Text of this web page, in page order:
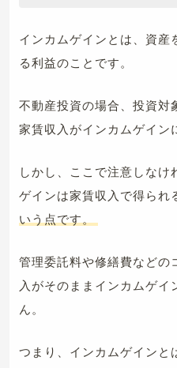
インカムゲインとは、資産
る利益のことです。
不動産投資の場合、投資対
家賃収入がインカムゲイン
しかし、ここで注意しなけ
ゲインは家賃収入で得られ
いう点です。
管理委託料や修繕費などの
入がそのままインカムゲ
ん。
つまり、インカムゲインと